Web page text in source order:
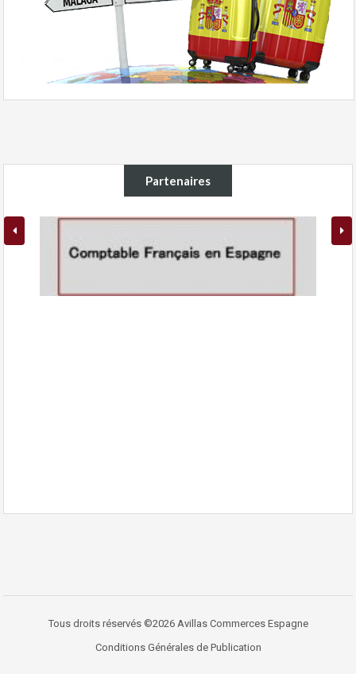
Partenaires
Tous droits réservés ©2026 Avillas Commerces Espagne
Conditions Générales de Publication